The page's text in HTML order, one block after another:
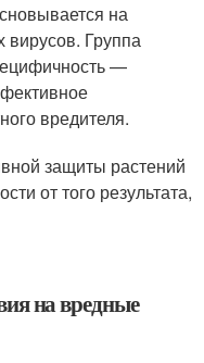
на
вирусов. Группа
—
вредителя.
защиты растений
от того результата,
на вредные